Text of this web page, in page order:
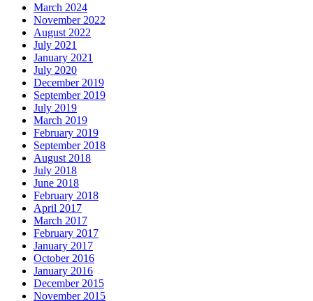
March 2024
November 2022
August 2022
July 2021
January 2021
July 2020
December 2019
September 2019
July 2019
March 2019
February 2019
September 2018
August 2018
July 2018
June 2018
February 2018
April 2017
March 2017
February 2017
January 2017
October 2016
January 2016
December 2015
November 2015